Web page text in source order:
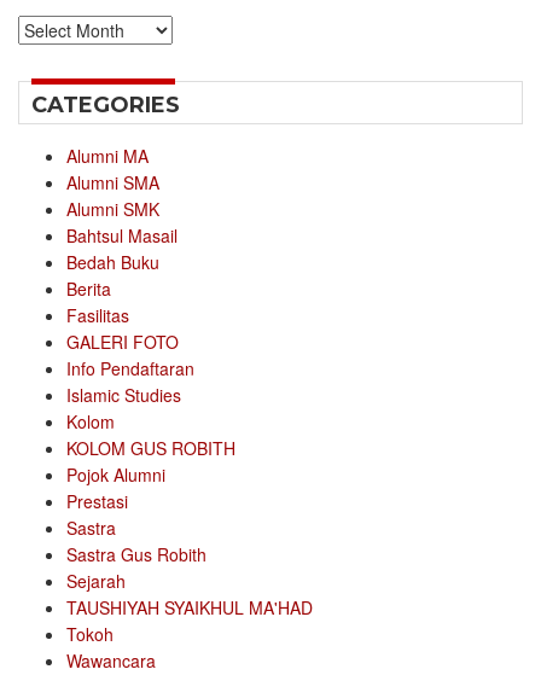
Archives
CATEGORIES
Alumni MA
Alumni SMA
Alumni SMK
Bahtsul Masail
Bedah Buku
Berita
Fasilitas
GALERI FOTO
Info Pendaftaran
Islamic Studies
Kolom
KOLOM GUS ROBITH
Pojok Alumni
Prestasi
Sastra
Sastra Gus Robith
Sejarah
TAUSHIYAH SYAIKHUL MA'HAD
Tokoh
Wawancara